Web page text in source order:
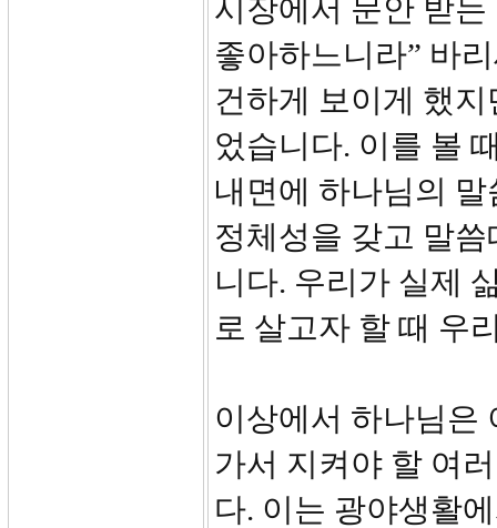
시장에서 문안 받
좋아하느니라” 바
건하게 보이게 했
었습니다. 이를 볼
내면에 하나님의
정체성을 갖고 말
니다. 우리가 실제
로 살고자 할 때 우
이상에서 하나님은
가서 지켜야 할 여
다. 이는 광야생활